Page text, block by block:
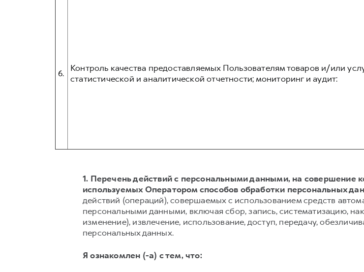
6.
Контроль качества предоставляемых Пользователям товаров и/или
статистической и аналитической отчетности; мониторинг и аудит:
1. Перечень действий с персональными данными, на совершение
используемых Оператором способов обработки персональных
действий (операций), совершаемых с использованием средств
персональными данными, включая сбор, запись, систематизацию,
изменение), извлечение, использование, доступ, передачу,
персональных данных.
Я ознакомлен (-а) с тем, что: